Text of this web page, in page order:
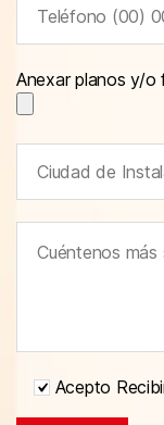
Anexar planos y/
Acepto